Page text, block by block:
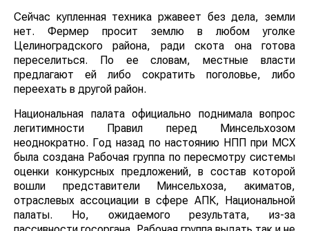
Сейчас купленная техника ржавеет без дела, земли
нет. Фермер просит землю в любом уголке
Целиноградского района, ради скота она готова
переселиться. По ее словам, местные власти
предлагают ей либо сократить поголовье, либо
переехать в другой район.
Национальная палата официально поднимала вопрос
легитимности Правил перед Минсельхозом
неоднократно. Год назад по настоянию НПП при МСХ
была создана Рабочая группа по пересмотру системы
оценки конкурсных предложений, в состав которой
вошли представители Минсельхоза, акиматов,
отраслевых ассоциации в сфере АПК, Национальной
палаты. Но, ожидаемого результата, из-за